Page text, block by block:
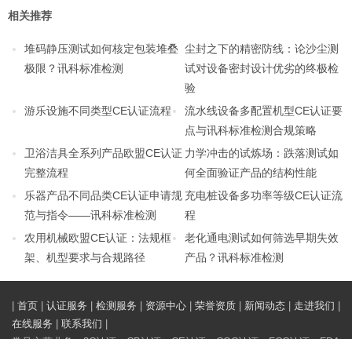
相关推荐
堆码静压测试如何核定包装堆叠
极限？讯科标准检测
尘封之下的精密防线：论沙尘测
试对设备密封设计优劣的终极检
验
游乐设施不同类型CE认证流程
流水线设备多配置机型CE认证要
点与讯科标准检测合规策略
卫浴洁具全系列产品欧盟CE认证
完整流程
力学冲击的试炼场：跌落测试如
何全面验证产品的结构性能
乐器产品不同品类CE认证申请规
范与指令——讯科标准检测
充电桩设备多功率等级CE认证流
程
农用机械欧盟CE认证：法规框
架、机型要求与合规路径
老化通电测试如何筛选早期失效
产品？讯科标准检测
首页 认证服务 检测服务 资源中心 荣誉资质 新闻动态 走进我们
在线服务
联系我们